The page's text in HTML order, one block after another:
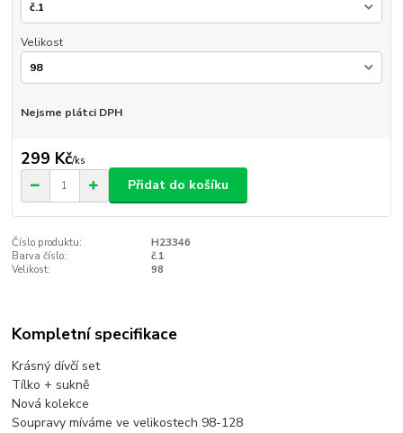
Velikost
Nejsme plátci DPH
299 Kč/ks
Přidat do košíku
Číslo produktu:
H23346
Barva číslo:
č.1
Velikost:
98
Kompletní specifikace
Krásný dívčí set
Tílko + sukně
Nová kolekce
Soupravy míváme ve velikostech 98-128